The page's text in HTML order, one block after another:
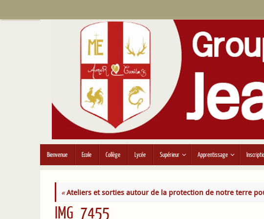
au
Bienvenue Ecole Collège Lycée Supérieur Apprentissage
«Ateliers et sorties autour de la protection de notre terre
IMG_7455